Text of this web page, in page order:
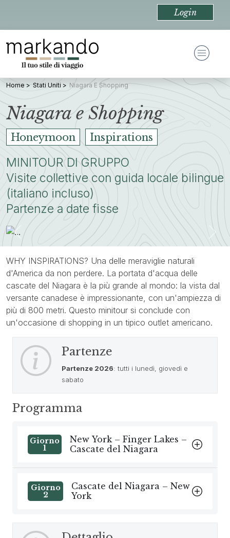
Login
Home Stati Uniti Niagara E Shopping
Niagara e Shopping
Honeymoon Inspirations
MINITOUR DI GRUPPO
Visite collettive con guida locale bilingue
(italiano incluso)
Partenze a date fisse
Previous Next
WHY INSPIRATIONS? Una delle meraviglie naturali
d'America da non perdere. La portata d'acqua delle
cascate del Niagara è la più grande al mondo: la vista dal
versante canadese è impressionante, con un'ampiezza di
più di 800 metri. Questo minitour si conclude con
un'occasione di shopping in un tipico outlet americano.
Partenze
Partenze 2026: tutti i lunedì, giovedì e
sabato
Programma
Giorno
1
New York – Finger Lakes –
Cascate del Niagara
Giorno
2
Cascate del Niagara – New
York